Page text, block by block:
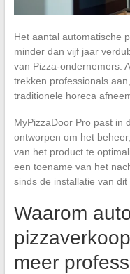
Het aantal automatische
minder dan vijf jaar
van Pizza-ondernemers.
trekken professionals
traditionele horeca
MyPizzaDoor Pro past in
ontworpen om het
van het product te
een toename van het
sinds de installatie van dit
Waarom
meer